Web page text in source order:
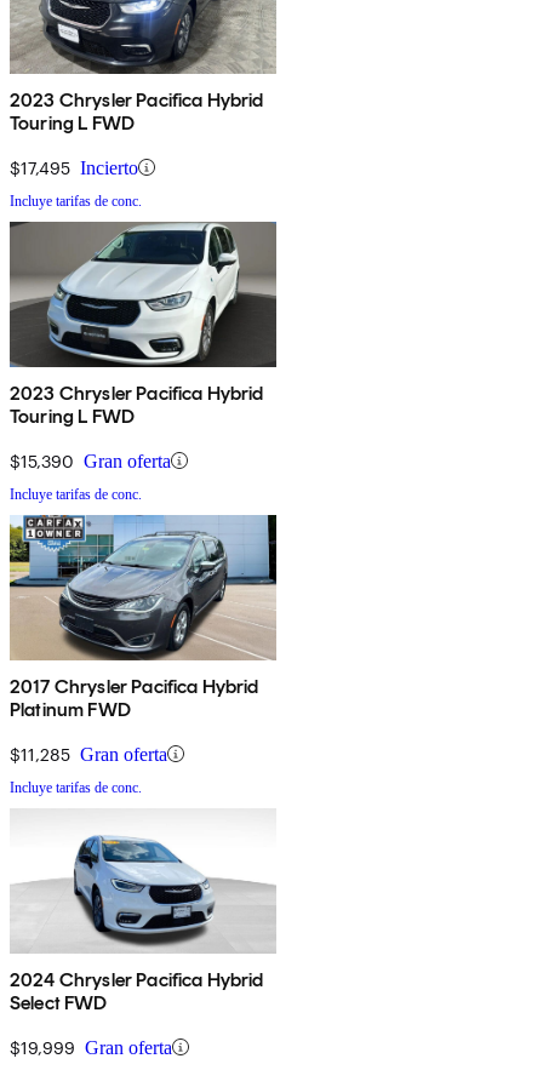
2023 Chrysler Pacifica Hybrid
Touring L FWD
$17,495 Incierto
Incluye tarifas de conc.
2023 Chrysler Pacifica Hybrid
Touring L FWD
$15,390 Gran oferta
Incluye tarifas de conc.
2017 Chrysler Pacifica Hybrid
Platinum FWD
$11,285 Gran oferta
Incluye tarifas de conc.
2024 Chrysler Pacifica Hybrid
Select FWD
$19,999 Gran oferta